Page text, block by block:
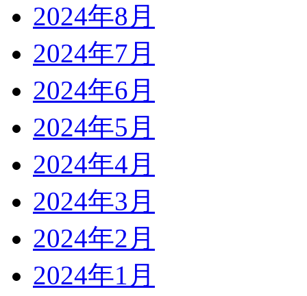
2024年8月
2024年7月
2024年6月
2024年5月
2024年4月
2024年3月
2024年2月
2024年1月